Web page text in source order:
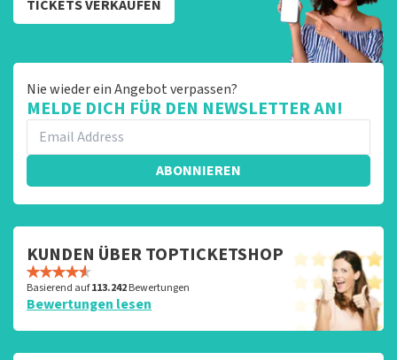
TICKETS VERKAUFEN
Nie wieder ein Angebot verpassen?
MELDE DICH FÜR DEN NEWSLETTER AN!
ABONNIEREN
KUNDEN ÜBER TOPTICKETSHOP
Basierend auf113.242Bewertungen
Bewertungen lesen